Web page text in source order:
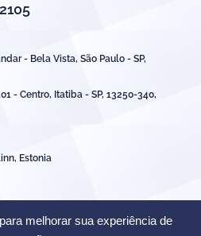
melhorar sua experiência de
- Bela Vista, São Paulo - SP,
- Centro, Itatiba - SP, 13250-340,
Estonia